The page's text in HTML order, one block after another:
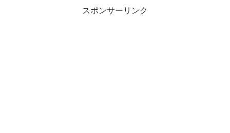
スポンサーリンク